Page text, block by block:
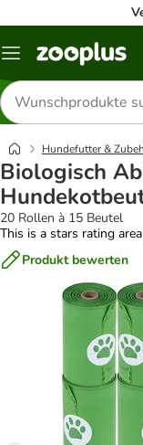
Menü
Produkte
suchen
Hundefutter &
Biologisch
20 Rollen à 15 Beutel
This is a stars rating
Produkt bewerten